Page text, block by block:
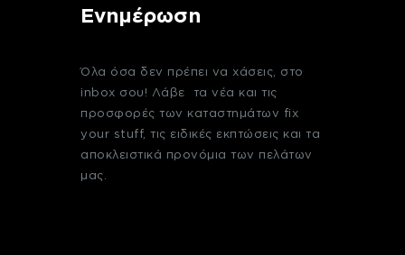
Ενημέρωση
Όλα όσα δεν πρέπει να χάσεις, στο
inbox σου! Λάβε τα νέα και τις
προσφορές των καταστημάτων fix
your stuff, τις ειδικές εκπτώσεις και τα
αποκλειστικά προνόμια των πελάτων
μας.